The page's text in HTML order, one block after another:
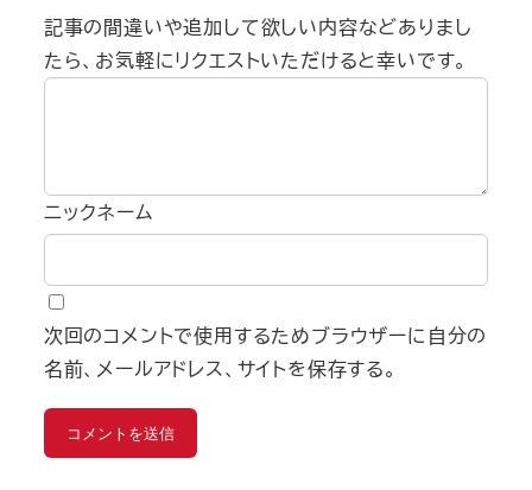
記事の間違いや追加して欲しい内容などありまし
たら、お気軽にリクエストいただけると幸いです。
ニックネーム
次回のコメントで使用するためブラウザーに自分の
名前、メールアドレス、サイトを保存する。